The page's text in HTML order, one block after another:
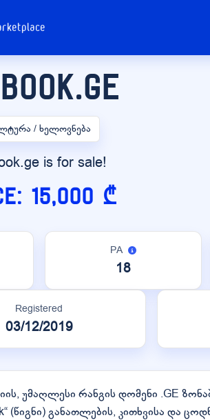
/ ხელოვნება
is for sale!
15,000 ₾
PA
18
Registered
03/12/2019
უმაღლესი რანგის დომენი .GE
განათლების, კითხვისა და